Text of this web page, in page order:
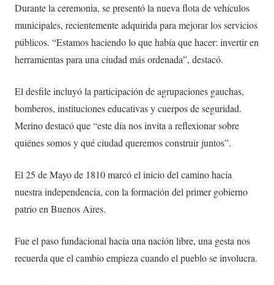
Durante la ceremonia, se presentó la nueva flota de vehículos
municipales, recientemente adquirida para mejorar los servicios
públicos. “Estamos haciendo lo que había que hacer: invertir en
herramientas para una ciudad más ordenada”, destacó.
El desfile incluyó la participación de agrupaciones gauchas,
bomberos, instituciones educativas y cuerpos de seguridad.
Merino destacó que “este día nos invita a reflexionar sobre
quiénes somos y qué ciudad queremos construir juntos”.
El 25 de Mayo de 1810 marcó el inicio del camino hacia
nuestra independencia, con la formación del primer gobierno
patrio en Buenos Aires.
Fue el paso fundacional hacia una nación libre, una gesta nos
recuerda que el cambio empieza cuando el pueblo se involucra.